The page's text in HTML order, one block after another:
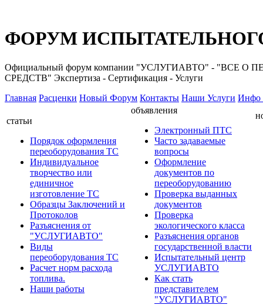
ФОРУМ
Официальный форум компании "УСЛУГИАВТО" -
СРЕДСТВ" Экспертиза - Сертификация - Услуги
Главная Расценки Новый Форум Контакты Наши Услуги Инфо
статьи
Порядок оформления
переоборудования ТС
Индивидуальное
творчество или
единичное
изготовление ТС
Образцы Заключений и
Протоколов
Разъяснения от
"УСЛУГИАВТО"
Виды
переоборудования ТС
Расчет норм расхода
топлива.
Наши работы
объявления
Электронный ПТС
Часто задаваемые
вопросы
Оформление
документов по
переоборудованию
Проверка выданных
документов
Проверка
экологического класса
Разъяснения органов
государственной власти
Испытательный центр
УСЛУГИАВТО
Как стать
представителем
"УСЛУГИАВТО"